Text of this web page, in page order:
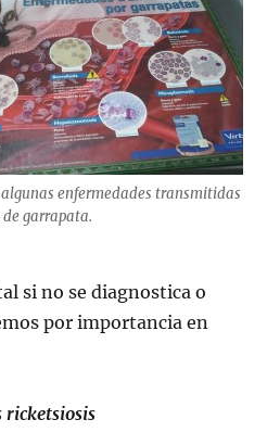
algunas enfermedades transmitidas
garrapata.
si no se diagnostica o
por importancia en
ricketsiosis